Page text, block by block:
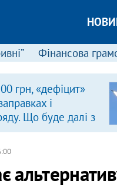
Фінансова
грн, «дефіцит»
і
Що буде далі з